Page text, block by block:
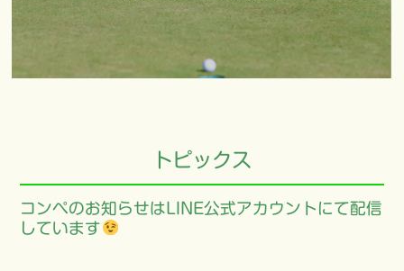
トピックス
コンペのお知らせはLINE公式アカウントにて配信
しています